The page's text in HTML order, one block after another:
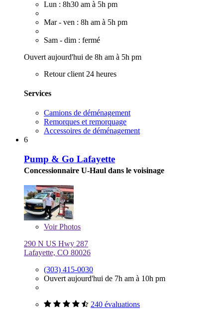
Lun : 8h30 am à 5h pm
Mar - ven : 8h am à 5h pm
Sam - dim : fermé
Ouvert aujourd'hui de 8h am à 5h pm
Retour client 24 heures
Services
Camions de déménagement
Remorques et remorquage
Accessoires de déménagement
6
Pump & Go Lafayette
Concessionnaire U-Haul dans le voisinage
VoirPhotos
290 N US Hwy 287
Lafayette, CO 80026
(303) 415-0030
Ouvert aujourd'hui de 7h am à 10h pm
240 évaluations